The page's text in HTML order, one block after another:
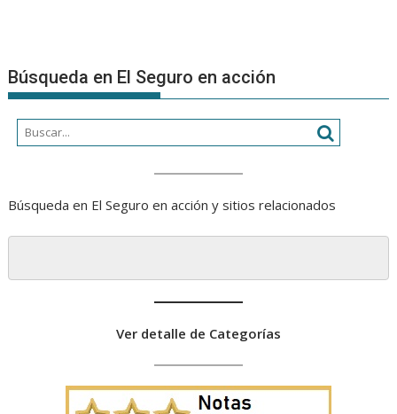
Búsqueda en El Seguro en acción
Búsqueda en El Seguro en acción y sitios relacionados
Ver detalle de Categorías